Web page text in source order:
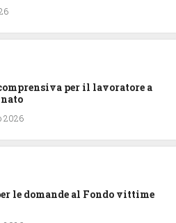
per il lavoratore a
2026
le domande al Fondo vittime